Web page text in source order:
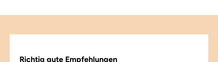
Richtig gute Empfehlungen